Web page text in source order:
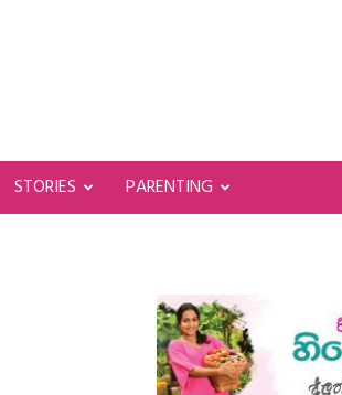
STORIES PARENTING